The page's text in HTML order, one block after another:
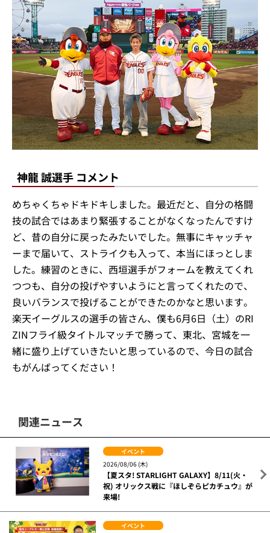
神龍 誠選手 コメント
めちゃくちゃドキドキしました。最近だと、自分の格闘
技の試合ではあまり緊張することがなくなったんですけ
ど、昔の自分に戻ったみたいでした。無事にキャッチャ
ーまで届いて、ストライクも入って、本当にほっとしま
した。練習のときに、西垣選手がフォームを教えてくれ
つつも、自分の投げやすいようにと言ってくれたので、
良いバランスで投げることができたのかなと思います。
楽天イーグルスの選手の皆さん、僕も6月6日（土）のRI
ZINフライ級タイトルマッチで勝って、東北、宮城を一
緒に盛り上げていきたいと思っているので、今日の試合
もがんばってください！
関連ニュース
イベント
2026/08/06 (木)
【夏スタ! STARLIGHT GALAXY】8/11(火・
祝) オリックス戦に『ほしぞらピカチュウ』が
来場!
イベント